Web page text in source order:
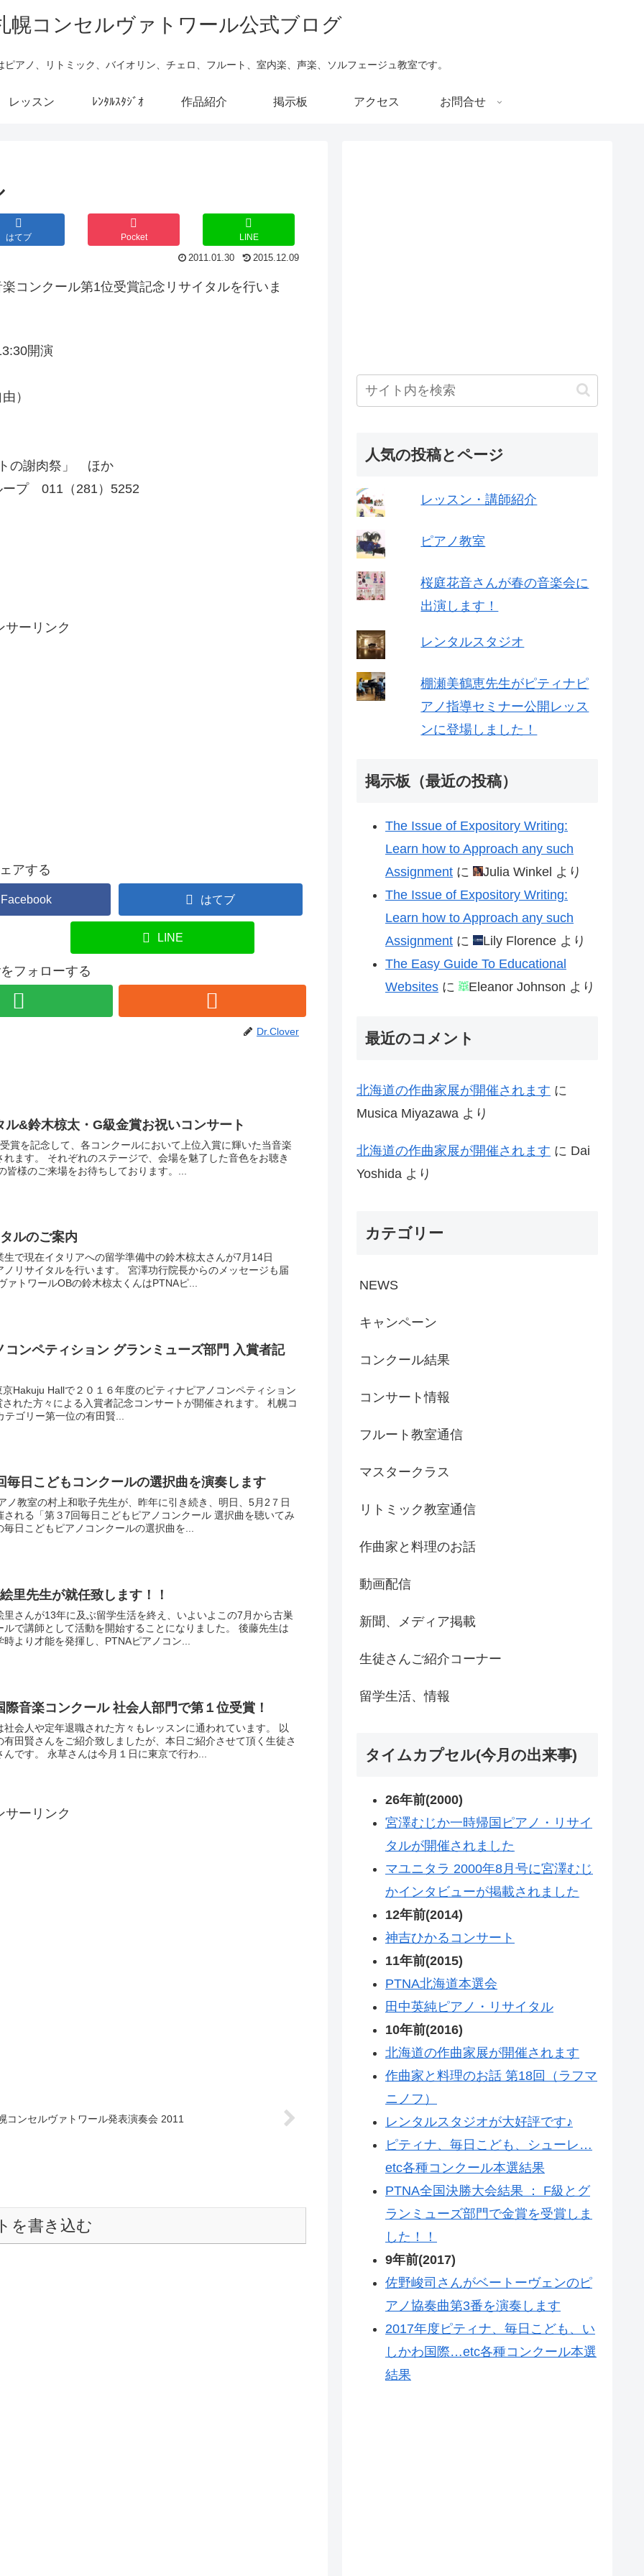
アノ、リトミック、バイオリン、チェロ、フルート、室内楽、声楽、ソルフェージュ教室です。
レッスン ﾚﾝﾀﾙｽﾀｼﾞｵ 作品紹介 掲示板 アクセス お問合せ
はてブ Pocket LINE
2011.01.30 2015.12.09
コンクール第1位受賞記念リサイタルを行いま
開演
）
の謝肉祭」 ほか
プ 011（281）5252
サーリンク
アする
Facebook はてブ
LINE
フォローする
Dr.Clover
&鈴木椋太・G級金賞お祝いコンサート
賞を記念して、各コンクールにおいて上位入賞に輝いた当音楽
ます。 それぞれのステージで、会場を魅了した音色をお聴き
皆様のご来場をお待ちしております。...
ルのご案内
で現在イタリアへの留学準備中の鈴木椋太さんが7月14日
ノリサイタルを行います。 宮澤功行院長からのメッセージも届
ァトワールOBの鈴木椋太くんはPTNAピ...
コンペティション グランミューズ部門 入賞者記
Hakuju Hallで２０１６年度のピティナピアノコンペティション
れた方々による入賞者記念コンサートが開催されます。 札幌コ
ゴリー第一位の有田賢...
毎日こどもコンクールの選択曲を演奏します
ノ教室の村上和歌子先生が、昨年に引き続き、明日、5月2７日
される「第３7回毎日こどもピアノコンクール 選択曲を聴いてみ
日こどもピアノコンクールの選択曲を...
里先生が就任致します！！
さんが13年に及ぶ留学生活を終え、いよいよこの7月から古巣
で講師として活動を開始することになりました。 後藤先生は
より才能を発揮し、PTNAピアノコン...
音楽コンクール 社会人部門で第１位受賞！
会人や定年退職された方々もレッスンに通われています。 以
田賢さんをご紹介致しましたが、本日ご紹介させて頂く生徒さ
です。 永草さんは今月１日に東京で行わ...
サーリンク
コンセルヴァトワール発表演奏会 2011
を書き込む
人気の投稿とページ
レッスン・講師紹介
ピアノ教室
桜庭花音さんが春の音楽会に
出演します！
レンタルスタジオ
棚瀬美鶴恵先生がピティナピ
アノ指導セミナー公開レッス
ンに登場しました！
掲示板（最近の投稿）
The Issue of Expository Writing:
Learn how to Approach any such
Assignment に Julia Winkel より
The Issue of Expository Writing:
Learn how to Approach any such
Assignment に Lily Florence より
The Easy Guide To Educational
Websites に Eleanor Johnson より
最近のコメント
北海道の作曲家展が開催されます に
Musica Miyazawa より
北海道の作曲家展が開催されます に Dai
Yoshida より
カテゴリー
NEWS
キャンペーン
コンクール結果
コンサート情報
フルート教室通信
マスタークラス
リトミック教室通信
作曲家と料理のお話
動画配信
新聞、メディア掲載
生徒さんご紹介コーナー
留学生活、情報
タイムカプセル(今月の出来事)
26年前(2000)
宮澤むじか一時帰国ピアノ・リサイ
タルが開催されました
マユニタラ 2000年8月号に宮澤むじ
かインタビューが掲載されました
12年前(2014)
神吉ひかるコンサート
11年前(2015)
PTNA北海道本選会
田中英純ピアノ・リサイタル
10年前(2016)
北海道の作曲家展が開催されます
作曲家と料理のお話 第18回（ラフマ
ニノフ）
レンタルスタジオが大好評です♪
ピティナ、毎日こども、シューレ…
etc各種コンクール本選結果
PTNA全国決勝大会結果 ： F級とグ
ランミューズ部門で金賞を受賞しま
した！！
9年前(2017)
佐野峻司さんがベートーヴェンのピ
アノ協奏曲第3番を演奏します
2017年度ピティナ、毎日こども、い
しかわ国際…etc各種コンクール本選
結果